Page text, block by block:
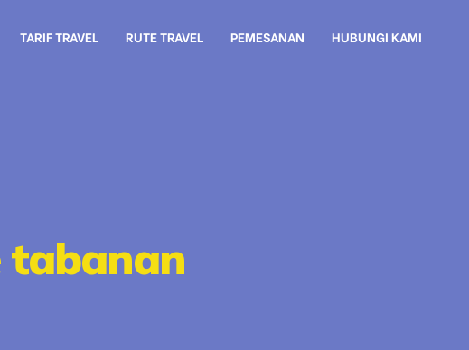
TARIF TRAVEL RUTE TRAVEL PEMESANAN HUBUNGI KAMI
tabanan